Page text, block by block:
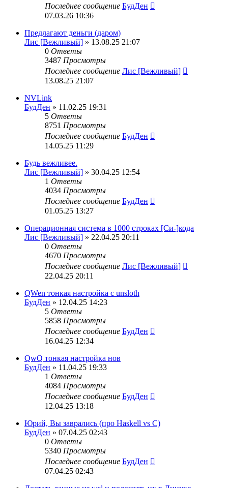
Последнее сообщение БудДен
07.03.26 10:36
Предлагают деньги (даром)
Лис [Вежливый] » 13.08.25 21:07
0 Ответы
3487 Просмотры
Последнее сообщение Лис [Вежливый]
13.08.25 21:07
NVLink
БудДен » 11.02.25 19:31
5 Ответы
8751 Просмотры
Последнее сообщение БудДен
14.05.25 11:29
Будь вежливее.
Лис [Вежливый] » 30.04.25 12:54
1 Ответы
4034 Просмотры
Последнее сообщение БудДен
01.05.25 13:27
Операционная система в 1000 строках [Си-]кода
Лис [Вежливый] » 22.04.25 20:11
0 Ответы
4670 Просмотры
Последнее сообщение Лис [Вежливый]
22.04.25 20:11
QWen тонкая настройка с unsloth
БудДен » 12.04.25 14:23
5 Ответы
5858 Просмотры
Последнее сообщение БудДен
16.04.25 12:34
QwQ тонкая настройка нов
БудДен » 11.04.25 19:33
1 Ответы
4084 Просмотры
Последнее сообщение БудДен
12.04.25 13:18
Юрий, Вы заврались (про Haskell vs C)
БудДен » 07.04.25 02:43
0 Ответы
5340 Просмотры
Последнее сообщение БудДен
07.04.25 02:43